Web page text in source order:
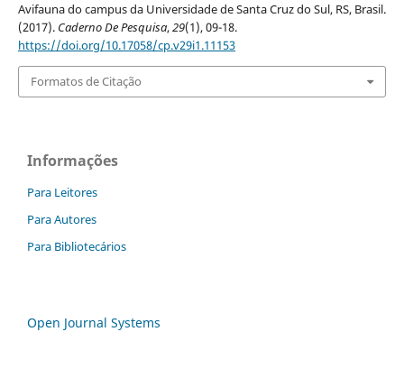
Avifauna do campus da Universidade de Santa Cruz do Sul, RS, Brasil.
(2017). Caderno De Pesquisa,29(1), 09-18.
https://doi.org/10.17058/cp.v29i1.11153
Formatos de Citação
Informações
Para Leitores
Para Autores
Para Bibliotecários
Open Journal Systems